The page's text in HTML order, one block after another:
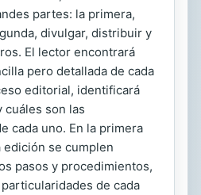
partes: la primera,
divulgar, distribuir y
El lector encontrará
pero detallada de cada
editorial, identificará
son las
cada uno. En la primera
se cumplen
pasos y procedimientos,
de cada